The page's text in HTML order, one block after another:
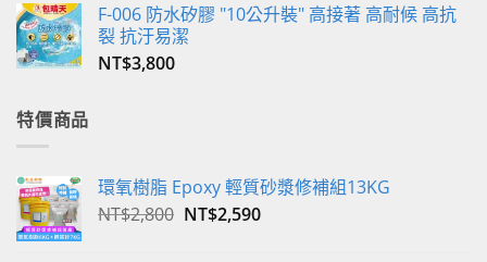
F-006 防水矽膠 "10公升裝" 高接著 高耐候 高抗
裂 抗汙易潔
NT$3,800
特價商品
環氧樹脂 Epoxy 輕質砂漿修補組13KG
NT$2,800 原
NT$2,590目